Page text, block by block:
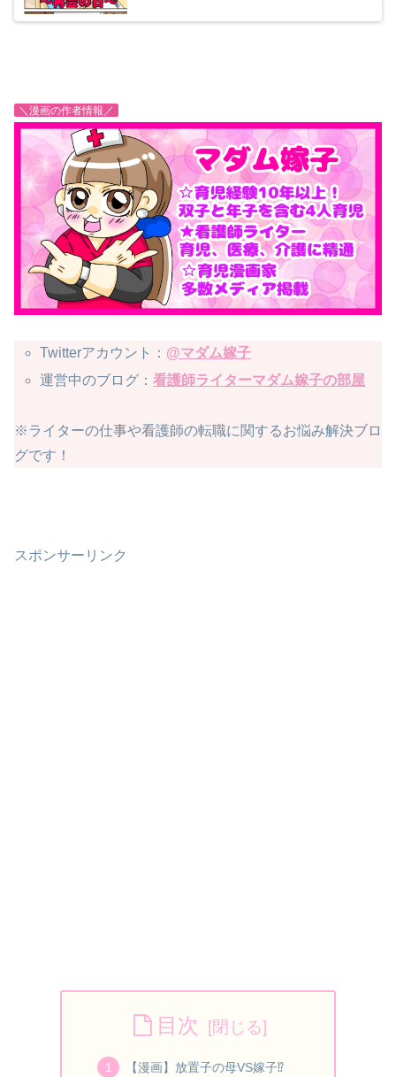
＼漫画の作者情報／
Twitterアカウント： @マダム嫁子
運営中のブログ：看護師ライターマダム嫁子の部屋
※ライターの仕事や看護師の転職に関するお悩み解決ブロ
グです！
スポンサーリンク
目次
【漫画】放置子の母VS嫁子⁉